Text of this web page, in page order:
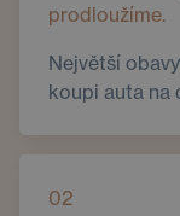
prodloužíme.
Největší
koupi auta na
02